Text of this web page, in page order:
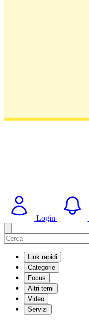
Login
Link rapidi
Categorie
Focus
Altri temi
Video
Servizi